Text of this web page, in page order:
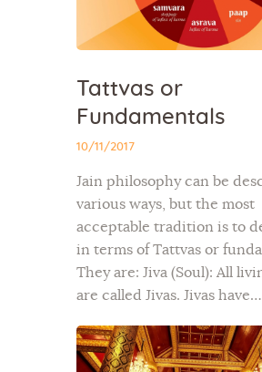
Tattvas or
Fundamentals
10/11/2017
Jain philosophy can be
various ways, but the most
acceptable tradition is to
in terms of Tattvas or
They are: Jiva (Soul): All
are called Jivas. Jivas have…